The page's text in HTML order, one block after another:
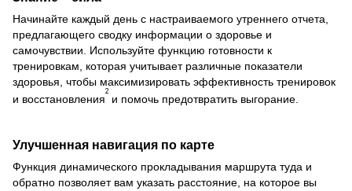
Начинайте каждый день с настраиваемого утреннего отчета,
предлагающего сводку информации о здоровье и
самочувствии. Используйте функцию готовности к
тренировкам, которая учитывает различные показатели
здоровья, чтобы максимизировать эффективность тренировок
и восстановления
2
и помочь предотвратить выгорание.
Улучшенная навигация по карте
Функция динамического прокладывания маршрута туда и
обратно позволяет вам указать расстояние, на которое вы